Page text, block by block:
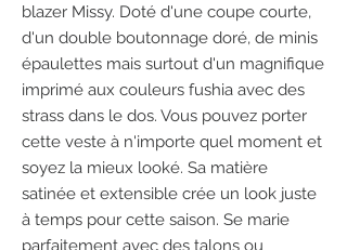
blazer Missy. Doté d'une coupe courte,
d'un double boutonnage doré, de minis
épaulettes mais surtout d'un magnifique
imprimé aux couleurs fushia avec des
strass dans le dos. Vous pouvez porter
cette veste à n'importe quel moment et
soyez la mieux looké. Sa matière
satinée et extensible crée un look juste
à temps pour cette saison. Se marie
parfaitement avec des talons ou